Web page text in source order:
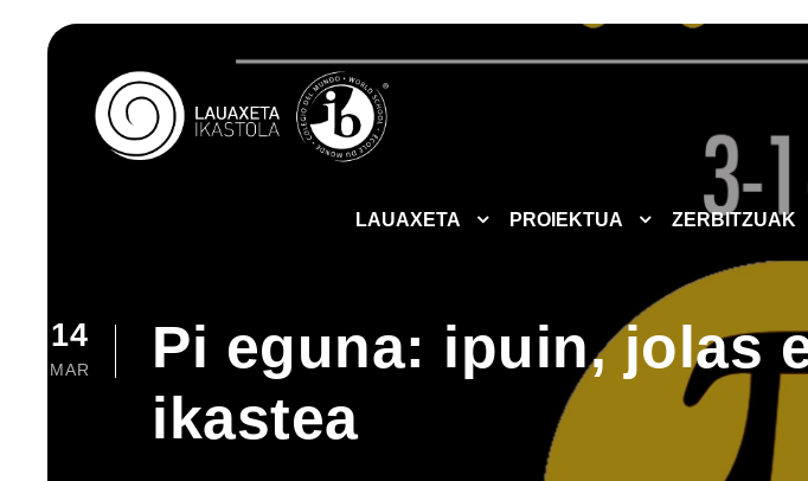
LAUAXETA PROIEKTUA ZERBITZUAK
14
MAR
Pi eguna: ipuin, jolas
ikastea